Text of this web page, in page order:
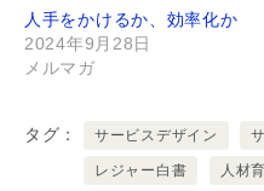
人手をかけるか、効率化か
2024年9月28日
メルマガ
タグ サービスデザイン
レジャー白書 人材